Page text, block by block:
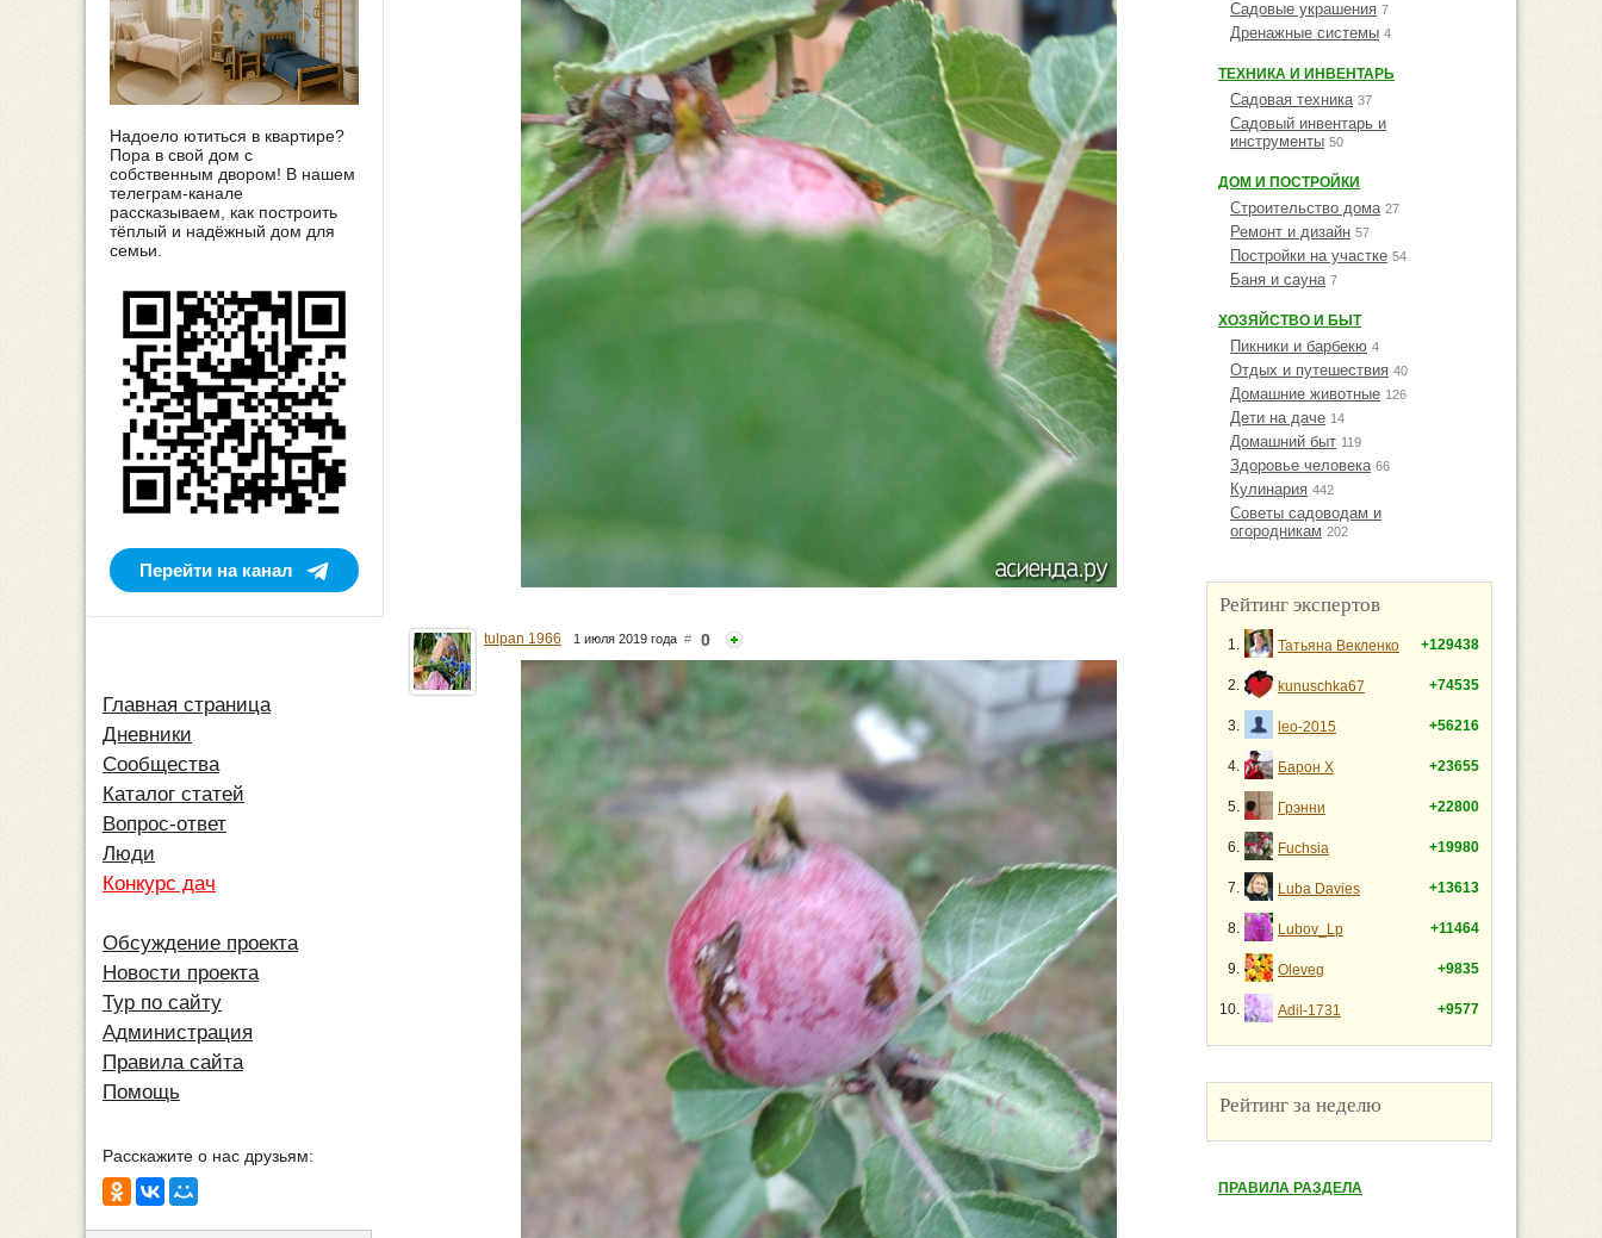
tulpan 1966 1 июля 2019 года # 0
Садовые украшения 7
Дренажные системы 4
ТЕХНИКА И ИНВЕНТАРЬ
Садовая техника 37
Садовый инвентарь и
инструменты 50
ДОМ И ПОСТРОЙКИ
Строительство дома 27
Ремонт и дизайн 57
Постройки на участке 54
Баня и сауна 7
ХОЗЯЙСТВО И БЫТ
Пикники и барбекю 4
Отдых и путешествия 40
Домашние животные 126
Дети на даче 14
Домашний быт 119
Здоровье человека 66
Кулинария 442
Советы садоводам и
огородникам 202
Рейтинг экспертов
1. Татьяна Векленко +129438
2. kunuschka67 +74535
3. leo-2015 +56216
4. Барон Х +23655
5. Грэнни +22800
6. Fuchsia +19980
7. Luba Davies +13613
8. Lubov_Lp +11464
9. Oleveg +9835
10. Adil-1731 +9577
Рейтинг за неделю
ПРАВИЛА РАЗДЕЛА
Надоело ютиться в квартире?
Пора в свой дом с
собственным двором! В нашем
телеграм-канале
рассказываем, как построить
тёплый и надёжный дом для
семьи.
Перейти на канал
Главная страница
Дневники
Сообщества
Каталог статей
Вопрос-ответ
Люди
Конкурс дач
Обсуждение проекта
Новости проекта
Тур по сайту
Администрация
Правила сайта
Помощь
Расскажите о нас друзьям: